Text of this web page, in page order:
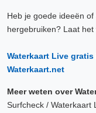
Heb je goede ideeën
hergebruiken? Laat het
Waterkaart Live
Waterkaart.net
Meer weten over
Surfcheck / Waterkaart